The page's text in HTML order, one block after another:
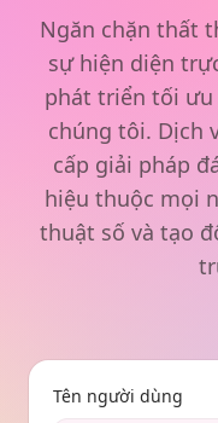
Ngăn chặn thất
sự hiện diện
phát triển tối ưu
chúng tôi. Dịch
cấp giải pháp
hiệu thuộc mọi
thuật số và tạo
Tên người dùng